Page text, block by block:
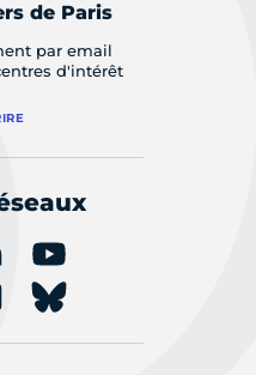
de Paris
par email
d'intérêt